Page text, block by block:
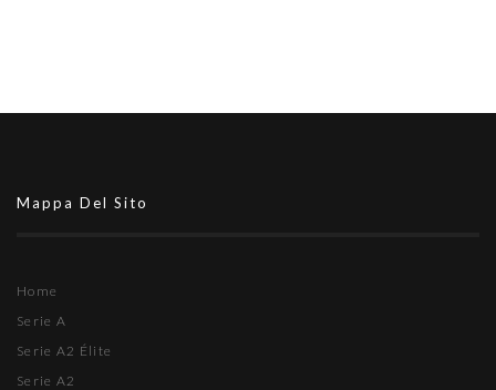
Mappa Del Sito
Home
Serie A
Serie A2 Élite
Serie A2